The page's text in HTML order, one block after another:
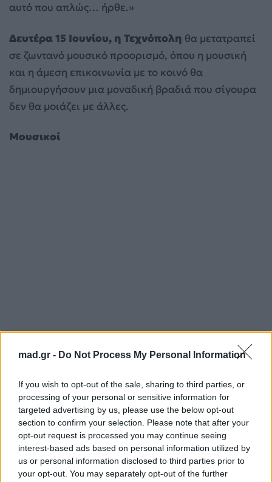
mad.gr - Do Not Process My Personal Information
If you wish to opt-out of the sale, sharing to third parties, or
processing of your personal or sensitive information for
targeted advertising by us, please use the below opt-out
section to confirm your selection. Please note that after your
opt-out request is processed you may continue seeing
interest-based ads based on personal information utilized by
us or personal information disclosed to third parties prior to
your opt-out. You may separately opt-out of the further
αυτό που απλώς… ήρθε.»
Δευτέρα 15 Ιουνίου, η Τεχνόπολη θα μετατραπεί
σε ζωντανό μουσικό προορισμό, όπου η μουσική
και η άμεση επικοινωνία με το κοινό θα
δημιουργήσουν μια μοναδική βραδιά που σίγουρα
δεν θα μοιάζει με άλλες.
Μουσικοί
Δημήτρης Καλονάρος – Τύμπανα
Αλέξανδρος Πουλιάσης – Κιθάρα
Δημήτρης Καραγιάννης – Σαξόφωνο
Διονύσης Κοκόλης – Τρομπέτα
Σχεδιασμός ήχου:Γιάννης Βενιός
Σχεδιασμός φώτων:Γιώργος Κλαδούρης